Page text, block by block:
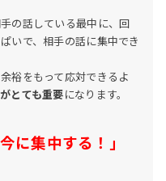
の話している最中に、回
いで、相手の話に集中でき
裕をもって応対できるよ
とても重要になります。
に集中する！」